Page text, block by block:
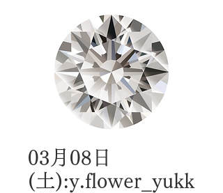
03月08日
(土):y.flower_yukk